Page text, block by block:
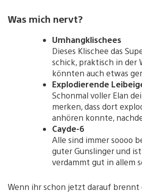
Was mich nervt?
Umhangklischees
Dieses Klischee das
schick, praktisch in der
könnten auch etwas
Explodierende
Schonmal voller Elan
merken, dass dort
anhören konnte,
Cayde-6
Alle sind immer soooo
guter Gunslinger und
verdammt gut in allem
Wenn ihr schon jetzt darauf brennt